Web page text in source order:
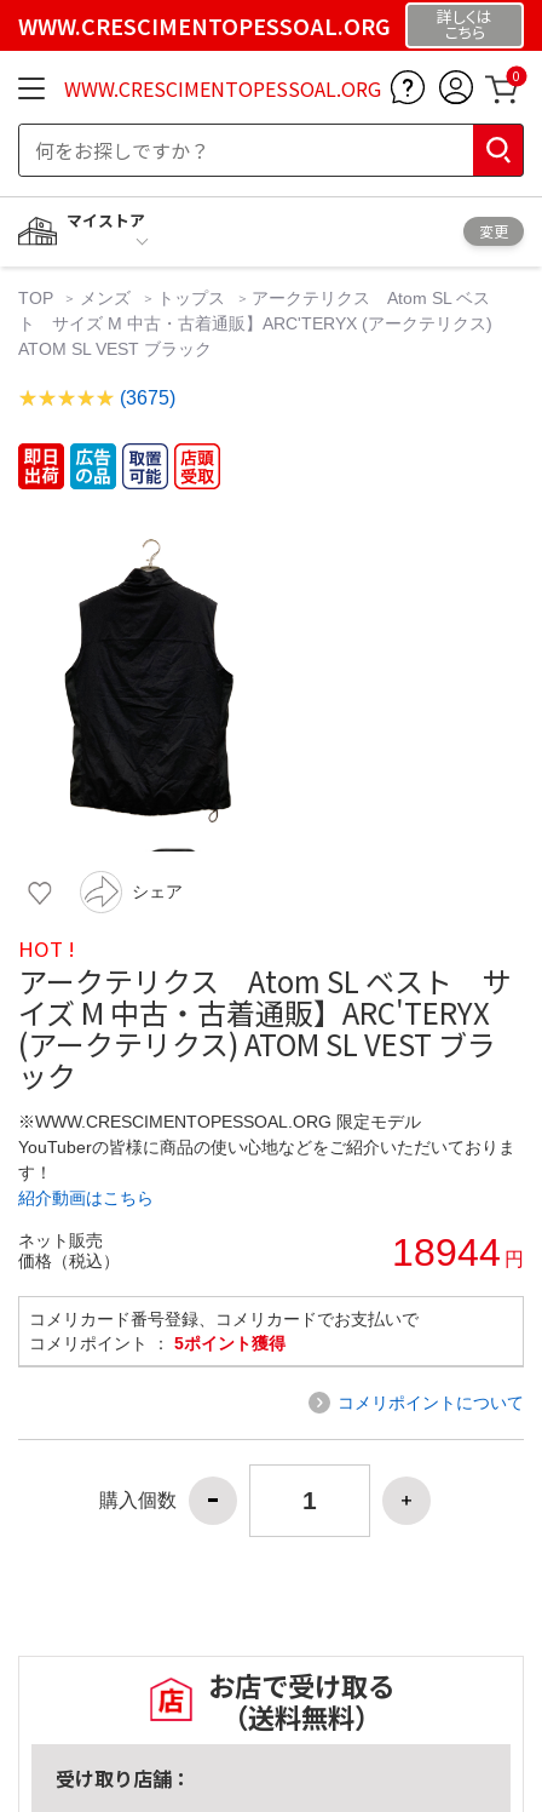
WWW.CRESCIMENTOPESSOAL.ORG 詳しくは
こちら
WWW.CRESCIMENTOPESSOAL.ORG 0
マイストア
変更
TOP メンズ トップス
アークテリクス Atom SL ベス
ト サイズ M 中古・古着通販】ARC'TERYX (アークテリクス)
ATOM SL VEST ブラック
(3675)
シェア
HOT !
アークテリクス Atom SL ベスト サ
イズ M 中古・古着通販】ARC'TERYX
(アークテリクス) ATOM SL VEST ブラ
ック
※WWW.CRESCIMENTOPESSOAL.ORG 限定モデル
YouTuberの皆様に商品の使い心地などをご紹介いただいておりま
す！
紹介動画はこちら
ネット販売
価格（税込）
18944 円
コメリカード番号登録、コメリカードでお支払いで
コメリポイント ： 5ポイント獲得
コメリポイントについて
購入個数
お店で受け取る
（送料無料）
受け取り店舗：